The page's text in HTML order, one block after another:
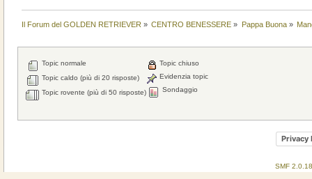
Il Forum del GOLDEN RETRIEVER » CENTRO BENESSERE » Pappa Buona»
Topic normale
Topic caldo (più di 20 risposte)
Topic rovente (più di 50 risposte)
Topic chiuso
Evidenzia topic
Sondaggio
Privacy
SMF 2.0.18